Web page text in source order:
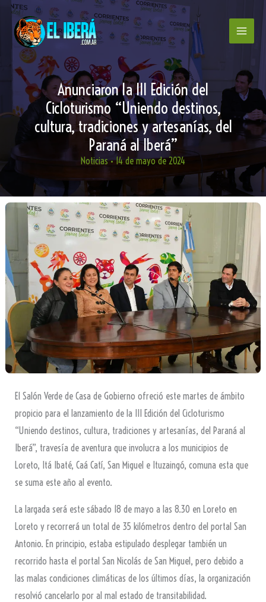
contenido
Anunciaron la III Edición del
Cicloturismo “Uniendo destinos,
cultura, tradiciones y artesanías, del
Paraná al Iberá”
Noticias•14 de mayo de 2024
El Salón Verde de Casa de Gobierno ofreció este martes de ámbito
propicio para el lanzamiento de la III Edición del Cicloturismo
“Uniendo destinos, cultura, tradiciones y artesanías, del Paraná al
Iberá”, travesía de aventura que involucra a los municipios de
Loreto, Itá Ibaté, Caá Catí, San Miguel e Ituzaingó, comuna esta que
se suma este año al evento.
La largada será este sábado 18 de mayo a las 8.30 en Loreto en
Loreto y recorrerá un total de 35 kilómetros dentro del portal San
Antonio. En principio, estaba estipulado desplegar también un
recorrido hasta el portal San Nicolás de San Miguel, pero debido a
las malas condiciones climáticas de los últimos días, la organización
resolvió cancelarlo por al mal estado de transitabilidad.